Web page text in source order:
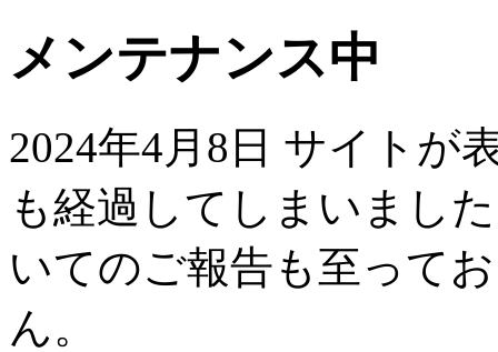
メンテナンス中
2024年4月8日 サイトが
も経過してしまいまし
いてのご報告も至って
ん。